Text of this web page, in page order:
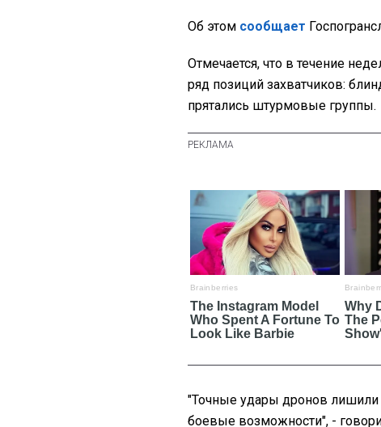
Об этом сообщает
Отмечается, что в течение
ряд позиций захватчиков:
прятались штурмовые группы.
"Точные удары дронов лишили
боевые возможности", -